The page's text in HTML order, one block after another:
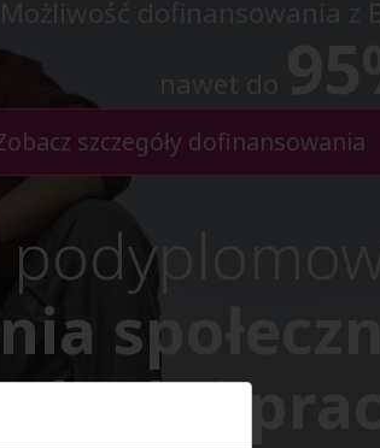
szczegóły dofinansowania
społeczne
kadr i pracy